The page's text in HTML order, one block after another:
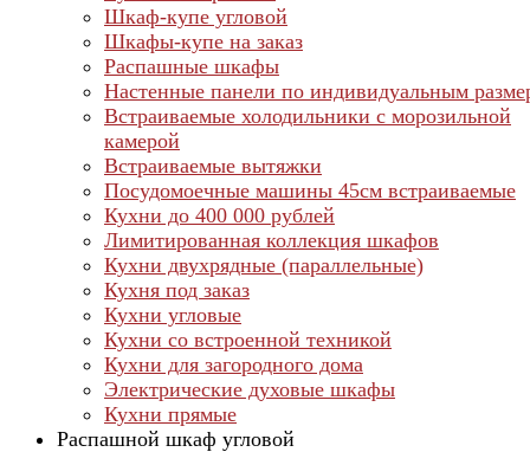
Шкаф-купе угловой
Шкафы-купе на заказ
Распашные шкафы
Настенные панели по индивидуальным
Встраиваемые холодильники с морозильной
камерой
Встраиваемые вытяжки
Посудомоечные машины 45см встраиваемые
Кухни до 400 000 рублей
Лимитированная коллекция шкафов
Кухни двухрядные (параллельные)
Кухня под заказ
Кухни угловые
Кухни со встроенной техникой
Кухни для загородного дома
Электрические духовые шкафы
Кухни прямые
Распашной шкаф угловой